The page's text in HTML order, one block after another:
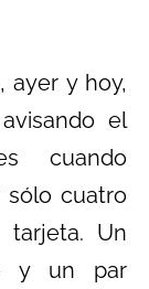
ayer y hoy,
el
cuando
sólo cuatro
Un
y un par